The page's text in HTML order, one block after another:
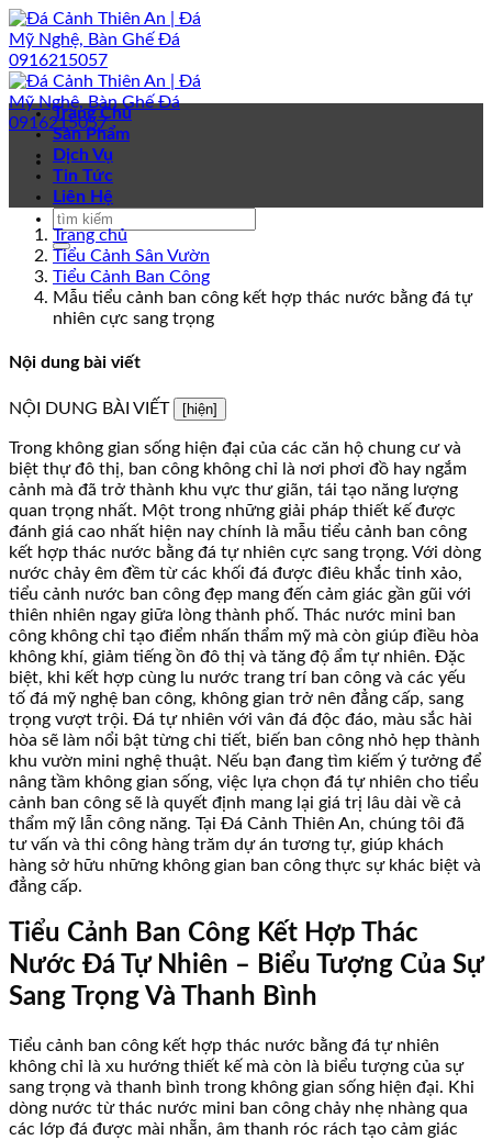
Bỏ
qua
nội
dung
Trang Chủ
Sản Phẩm
Dịch Vụ
Tin Tức
Liên Hệ
Trang chủ
Tiểu Cảnh Sân Vườn
Tiểu Cảnh Ban Công
Mẫu tiểu cảnh ban công kết hợp thác nước bằng đá tự
nhiên cực sang trọng
Nội dung bài viết
NỘI DUNG BÀI VIẾT [hiện]
Trong không gian sống hiện đại của các căn hộ chung cư và
biệt thự đô thị, ban công không chỉ là nơi phơi đồ hay ngắm
cảnh mà đã trở thành khu vực thư giãn, tái tạo năng lượng
quan trọng nhất. Một trong những giải pháp thiết kế được
đánh giá cao nhất hiện nay chính là mẫu tiểu cảnh ban công
kết hợp thác nước bằng đá tự nhiên cực sang trọng. Với dòng
nước chảy êm đềm từ các khối đá được điêu khắc tinh xảo,
tiểu cảnh nước ban công đẹp mang đến cảm giác gần gũi với
thiên nhiên ngay giữa lòng thành phố. Thác nước mini ban
công không chỉ tạo điểm nhấn thẩm mỹ mà còn giúp điều hòa
không khí, giảm tiếng ồn đô thị và tăng độ ẩm tự nhiên. Đặc
biệt, khi kết hợp cùng lu nước trang trí ban công và các yếu
tố đá mỹ nghệ ban công, không gian trở nên đẳng cấp, sang
trọng vượt trội. Đá tự nhiên với vân đá độc đáo, màu sắc hài
hòa sẽ làm nổi bật từng chi tiết, biến ban công nhỏ hẹp thành
khu vườn mini nghệ thuật. Nếu bạn đang tìm kiếm ý tưởng để
nâng tầm không gian sống, việc lựa chọn đá tự nhiên cho tiểu
cảnh ban công sẽ là quyết định mang lại giá trị lâu dài về cả
thẩm mỹ lẫn công năng. Tại Đá Cảnh Thiên An, chúng tôi đã
tư vấn và thi công hàng trăm dự án tương tự, giúp khách
hàng sở hữu những không gian ban công thực sự khác biệt và
đẳng cấp.
Tiểu Cảnh Ban Công Kết Hợp Thác
Nước Đá Tự Nhiên – Biểu Tượng Của Sự
Sang Trọng Và Thanh Bình
Tiểu cảnh ban công kết hợp thác nước bằng đá tự nhiên
không chỉ là xu hướng thiết kế mà còn là biểu tượng của sự
sang trọng và thanh bình trong không gian sống hiện đại. Khi
dòng nước từ thác nước mini ban công chảy nhẹ nhàng qua
các lớp đá được mài nhẵn, âm thanh róc rách tạo cảm giác